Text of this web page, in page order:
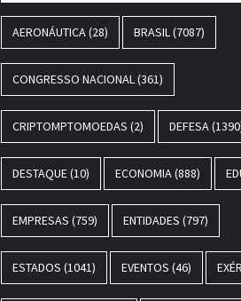
AERONÁUTICA (28) BRASIL (7087)
CONGRESSO NACIONAL (361)
CRIPTOMPTOMOEDAS (2) DEFESA
DESTAQUE(10) ECONOMIA (888)
EMPRESAS (759) ENTIDADES (797)
ESTADOS (1041) EVENTOS (46)